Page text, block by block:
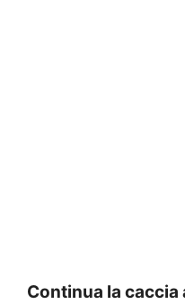
Continua la caccia